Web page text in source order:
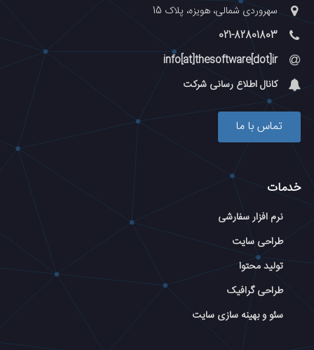
سهروردی شمالی، هویزه، پلاک 15
021-82801803
info[at]thesoftware[dot]ir
کانال اطلاع رسانی شرکت
تماس با ما
خدمات
نرم افزار سفارشی
طراحی سایت
تولید محتوا
طراحی گرافیک
سئو و بهینه سازی سایت